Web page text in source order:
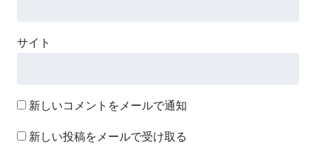
サイト
新しいコメントをメールで通知
新しい投稿をメールで受け取る